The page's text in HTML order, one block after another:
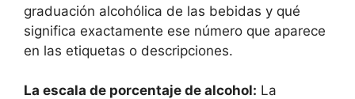
graduación alcohólica de las bebidas y qué
significa exactamente ese número que aparece
en las etiquetas o descripciones.
La escala de porcentaje de alcohol: La